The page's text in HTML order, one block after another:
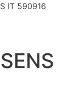
IT 590916